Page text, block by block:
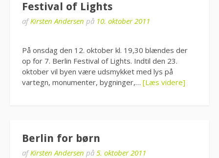
Festival of Lights
afKirsten Andersen på 10. oktober 2011
På onsdag den 12. oktober kl. 19,30 blændes der
op for 7. Berlin Festival of Lights. Indtil den 23.
oktober vil byen være udsmykket med lys på
vartegn, monumenter, bygninger,… [Læs videre]
Berlin for børn
afKirsten Andersen på 5. oktober 2011